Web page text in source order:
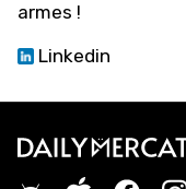
armes !
Linkedin